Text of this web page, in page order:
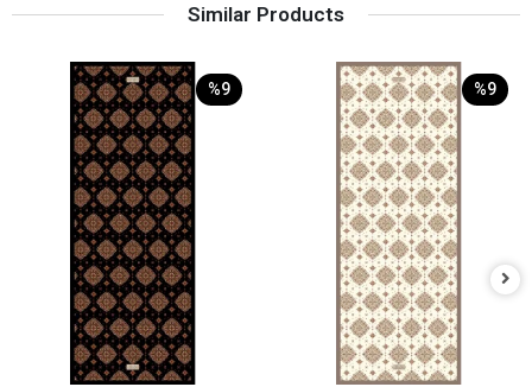
Similar Products
%9 %9